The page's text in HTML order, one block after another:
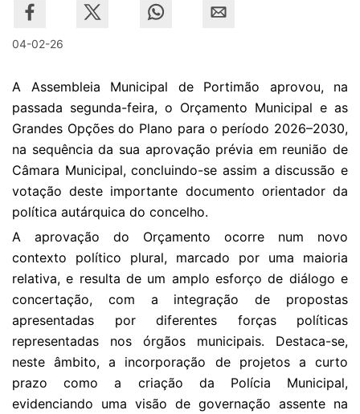
04-02-26
A Assembleia Municipal de Portimão aprovou, na
passada segunda-feira, o Orçamento Municipal e as
Grandes Opções do Plano para o período 2026–2030,
na sequência da sua aprovação prévia em reunião de
Câmara Municipal, concluindo-se assim a discussão e
votação deste importante documento orientador da
política autárquica do concelho.
A aprovação do Orçamento ocorre num novo
contexto político plural, marcado por uma maioria
relativa, e resulta de um amplo esforço de diálogo e
concertação, com a integração de propostas
apresentadas por diferentes forças políticas
representadas nos órgãos municipais. Destaca-se,
neste âmbito, a incorporação de projetos a curto
prazo como a criação da Polícia Municipal,
evidenciando uma visão de governação assente na